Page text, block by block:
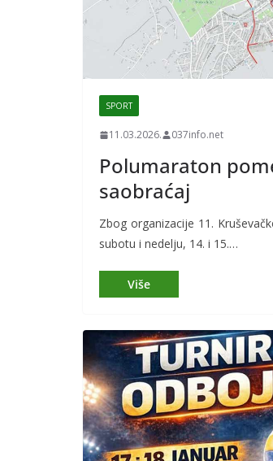
SPORT
11.03.2026. 037info.net
Polumaraton
saobraćaj
Zbog organizacije 11.
subotu i nedelju, 14. i 15.…